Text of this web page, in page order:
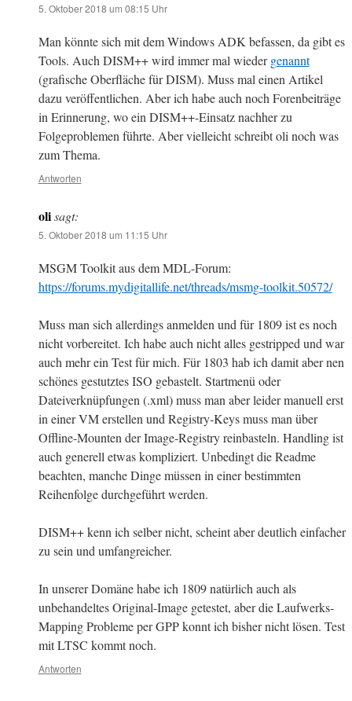
5. Oktober 2018 um 08:15 Uhr
Man könnte sich mit dem Windows ADK befassen, da gibt es
Tools. Auch DISM++ wird immer mal wiedergenannt
(grafische Oberfläche für DISM). Muss mal einen Artikel
dazu veröffentlichen. Aber ich habe auch noch Forenbeiträge
in Erinnerung, wo ein DISM++-Einsatz nachher zu
Folgeproblemen führte. Aber vielleicht schreibt oli noch was
zum Thema.
Antworten
oli sagt:
5. Oktober 2018 um 11:15 Uhr
MSGM Toolkit aus dem MDL-Forum:
https://forums.mydigitallife.net/threads/msmg-toolkit.50572/
Muss man sich allerdings anmelden und für 1809 ist es noch
nicht vorbereitet. Ich habe auch nicht alles gestripped und war
auch mehr ein Test für mich. Für 1803 hab ich damit aber nen
schönes gestutztes ISO gebastelt. Startmenü oder
Dateiverknüpfungen (.xml) muss man aber leider manuell erst
in einer VM erstellen und Registry-Keys muss man über
Offline-Mounten der Image-Registry reinbasteln. Handling ist
auch generell etwas kompliziert. Unbedingt die Readme
beachten, manche Dinge müssen in einer bestimmten
Reihenfolge durchgeführt werden.
DISM++ kenn ich selber nicht, scheint aber deutlich einfacher
zu sein und umfangreicher.
In unserer Domäne habe ich 1809 natürlich auch als
unbehandeltes Original-Image getestet, aber die Laufwerks-
Mapping Probleme per GPP konnt ich bisher nicht lösen. Test
mit LTSC kommt noch.
Antworten